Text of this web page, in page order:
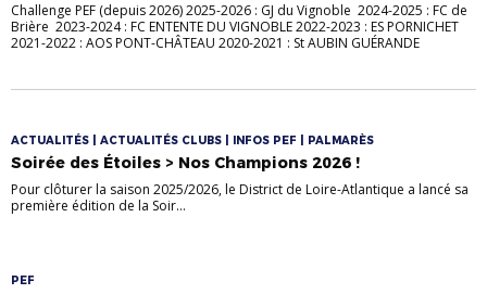
Challenge PEF (depuis 2026) 2025-2026 : GJ du Vignoble 2024-2025 : FC de
Brière 2023-2024 : FC ENTENTE DU VIGNOBLE 2022-2023 : ES PORNICHET
2021-2022 : AOS PONT-CHÂTEAU 2020-2021 : St AUBIN GUÉRANDE
ACTUALITÉS | ACTUALITÉS CLUBS | INFOS PEF | PALMARÈS
Soirée des Étoiles > Nos Champions 2026 !
Pour clôturer la saison 2025/2026, le District de Loire-Atlantique a lancé sa
première édition de la Soir...
PEF